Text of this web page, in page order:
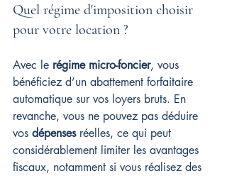
Quel régime d'imposition choisir
pour votre location ?
Avec le régime micro-foncier, vous
bénéficiez d’un abattement forfaitaire
automatique sur vos loyers bruts. En
revanche, vous ne pouvez pas déduire
vos dépenses réelles, ce qui peut
considérablement limiter les avantages
fiscaux, notamment si vous réalisez des